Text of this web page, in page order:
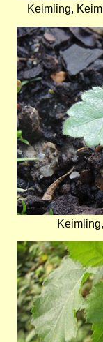
Keimling,
Bild
Bild